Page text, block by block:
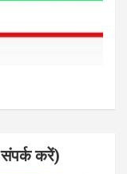
संपर्क करें)